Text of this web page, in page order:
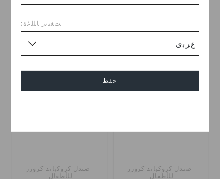
ﺖﻐﻴﻳﺭ ﺎﻠﻠﻏﺓ:
حفظ
+5
+6
صندل كروكباند كروزر
للأطفال
صندل كروكباند كروزر
للأطفال